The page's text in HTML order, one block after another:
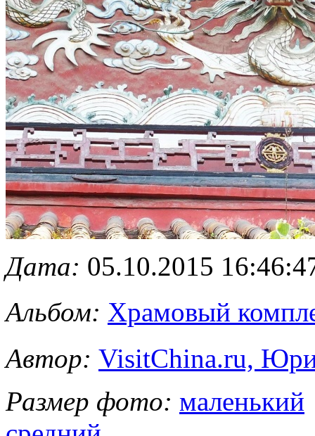
Дата: 05.10.2015
Альбом: Храмовый
Автор: VisitChina.ru,
Размер фото: маленький